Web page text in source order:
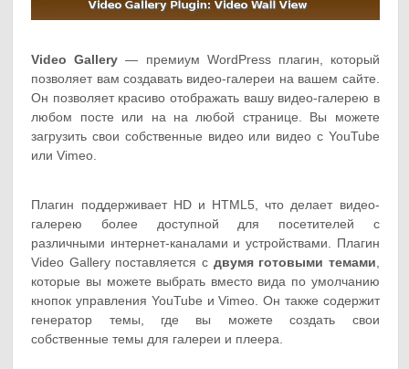
Video Gallery — премиум WordPress плагин, который
позволяет вам создавать видео-галереи на вашем сайте.
Он позволяет красиво отображать вашу видео-галерею в
любом посте или на на любой странице. Вы можете
загрузить свои собственные видео или видео с YouTube
или Vimeo.
Плагин поддерживает HD и HTML5, что делает видео-
галерею более доступной для посетителей с
различными интернет-каналами и устройствами. Плагин
Video Gallery поставляется с двумя готовыми темами
которые вы можете выбрать вместо вида по умолчанию
кнопок управления YouTube и Vimeo. Он также содержит
генератор темы, где вы можете создать свои
собственные темы для галереи и плеера.